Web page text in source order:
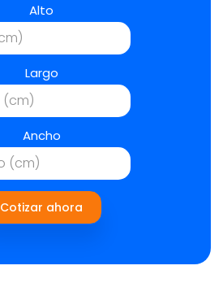
Alto
Largo
Ancho
Cotizar ahora